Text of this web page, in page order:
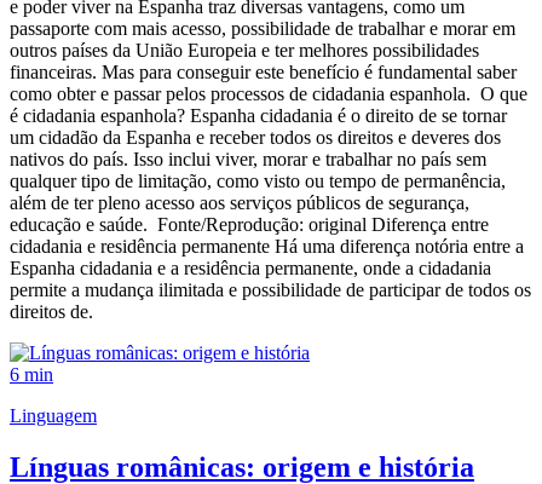
e poder viver na Espanha traz diversas vantagens, como um
passaporte com mais acesso, possibilidade de trabalhar e morar em
outros países da União Europeia e ter melhores possibilidades
financeiras. Mas para conseguir este benefício é fundamental saber
como obter e passar pelos processos de cidadania espanhola. O que
é cidadania espanhola? Espanha cidadania é o direito de se tornar
um cidadão da Espanha e receber todos os direitos e deveres dos
nativos do país. Isso inclui viver, morar e trabalhar no país sem
qualquer tipo de limitação, como visto ou tempo de permanência,
além de ter pleno acesso aos serviços públicos de segurança,
educação e saúde. Fonte/Reprodução: original Diferença entre
cidadania e residência permanente Há uma diferença notória entre a
Espanha cidadania e a residência permanente, onde a cidadania
permite a mudança ilimitada e possibilidade de participar de todos os
direitos de.
6 min
Linguagem
Línguas românicas: origem e história